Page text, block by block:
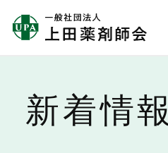
新着情報